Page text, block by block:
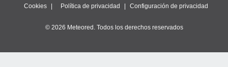
Cookies Política de privacidad Configuración de privacidad
© 2026 Meteored. Todos los derechos reservados